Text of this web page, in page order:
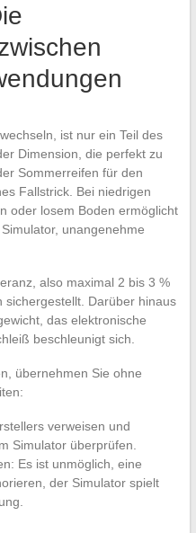
ist nur ein Teil des
Dimension, die perfekt zu
Sommerreifen für den
Fallstrick. Bei niedrigen
oder losem Boden ermöglicht
unangenehme
also maximal 2 bis 3 %
sichergestellt. Darüber hinaus
das elektronische
beschleunigt sich.
übernehmen Sie ohne
verweisen und
Simulator überprüfen.
Es ist unmöglich, eine
der Simulator spielt